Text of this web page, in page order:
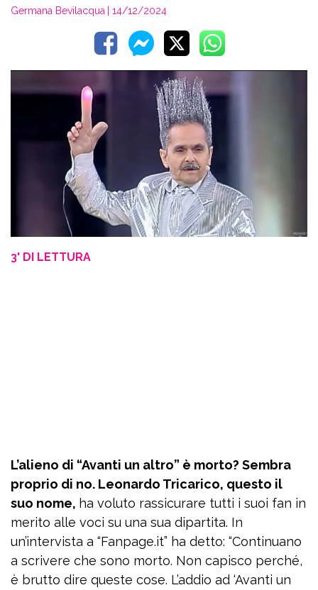
Germana Bevilacqua | 14/12/2024
3' DI LETTURA
L’alieno di “Avanti un altro” è morto? Sembra
proprio di no. Leonardo Tricarico, questo il
suo nome, ha voluto rassicurare tutti i suoi fan in
merito alle voci su una sua dipartita. In
un’intervista a “Fanpage.it” ha detto: “Continuano
a scrivere che sono morto. Non capisco perché,
è brutto dire queste cose. L’addio ad ‘Avanti un